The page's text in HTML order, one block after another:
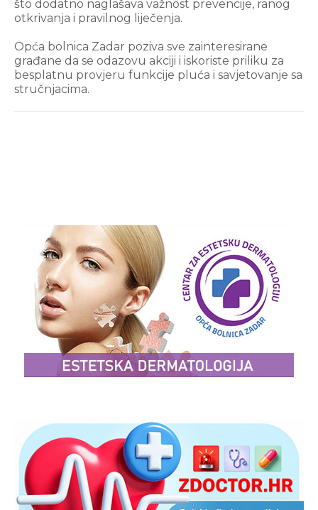
što dodatno naglašava važnost prevencije, ranog
otkrivanja i pravilnog liječenja.
Opća bolnica Zadar poziva sve zainteresirane
građane da se odazovu akciji i iskoriste priliku za
besplatnu provjeru funkcije pluća i savjetovanje sa
stručnjacima.